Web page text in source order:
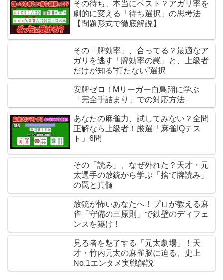
その待ち、本当にベスト？アガリ率を
劇的に変える「待ち選択」の思考法
【問題形式で徹底解説】
その「牌効率」、合ってる？最適なア
ガリを逃す「牌効率の罠」と、上級者
だけが知る“打たない”選択
安牌ゼロ！Mリーガー白鳥翔に学ぶ
「完全手詰まり」での対応方法
あなたの麻雀力、試してみない？全問
正解なら上級者！厳選「麻雀IQテス
ト」6問
その「読み」、なぜ外れた？天才・元
太選手の放銃から学ぶ「捨て牌読み」
の罠と真髄
放銃が怖いあなたへ！プロが教える麻
雀「守備の三原則」で鉄壁のディフェ
ンスを築け！
見る者を魅了する「元太劇場」！天
才・竹内元太の麻雀脳に迫る、史上
No.1エンタメ実戦解説